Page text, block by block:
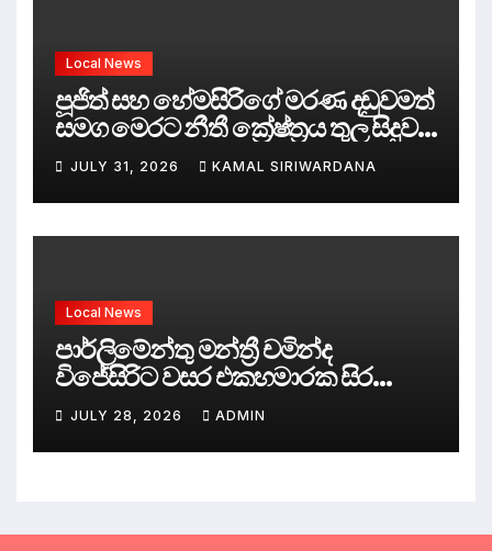
Local News
පූජිත් සහ හේමසිරිගේ මරණ දඩුවමත්
සමග මෙරට නීතී ක්‍රේෂ්ත්‍රය තුල සිදුව
ඇත්තේ කුමක්ද ?
JULY 31, 2026 KAMAL SIRIWARDANA
Local News
පාර්ලිමේන්තු මන්ත්‍රී චමින්ද
විජේසිරිට වසර එකහමාරක සිර
දඬුවම්.
JULY 28, 2026 ADMIN